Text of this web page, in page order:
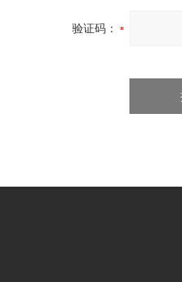
验证码：